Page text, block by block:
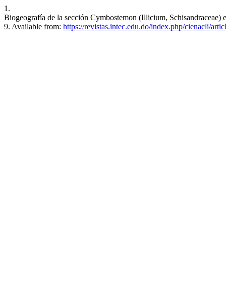
1.
Biogeografía de la sección Cymbostemon (Illicium,
9. Available from: https://revistas.intec.edu.do/index.php/cienacli/